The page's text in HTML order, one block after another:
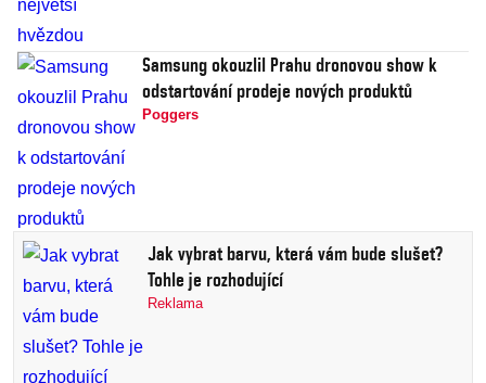
Samsung okouzlil Prahu dronovou show k
odstartování prodeje nových produktů
Poggers
Jak vybrat barvu, která vám bude slušet?
Tohle je rozhodující
Reklama